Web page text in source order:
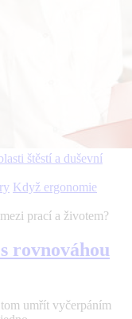
štěstí a duševní
Když ergonomie
rovnováhou
umřít vyčerpáním